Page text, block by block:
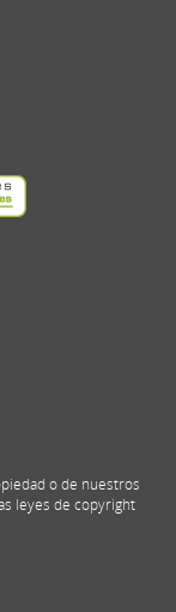
o de nuestros
leyes de copyright